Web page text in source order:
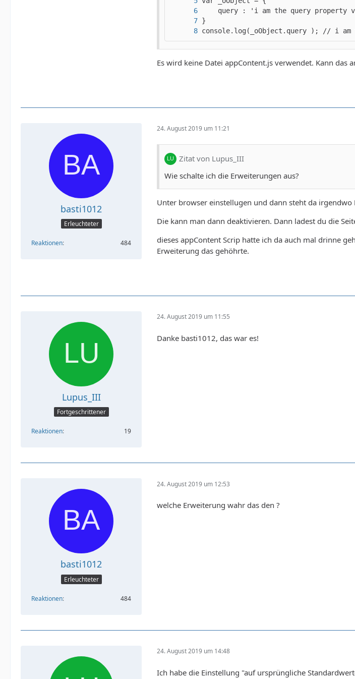
console.log(_oObject.query ); // i am
Es wird keine Datei appContent.js verwendet. Kann das
basti1012
Erleuchteter
Reaktionen 484
24. August 2019 um 11:21
Zitat von Lupus_III
Wie schalte ich die Erweiterungen aus?
Unter browser einstellugen und dann steht da irgendwo
Die kann man dann deaktivieren. Dann ladest du die
dieses appContent Scrip hatte ich da auch mal drinne
Erweiterung das gehöhrte.
Lupus_III
Fortgeschrittener
Reaktionen 19
24. August 2019 um 11:55
Danke basti1012, das war es!
basti1012
Erleuchteter
Reaktionen 484
24. August 2019 um 12:53
welche Erweiterung wahr das den ?
24. August 2019 um 14:48
Ich habe die Einstellung "auf ursprüngliche